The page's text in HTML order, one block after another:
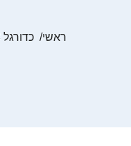
ראשי כדורגל Cup 26-28